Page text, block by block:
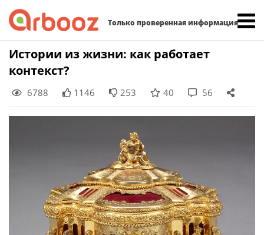
Только проверенная информация
Skip
Истории из жизни: как работает
контекст?
6788 1146 253 40 56
Найти: